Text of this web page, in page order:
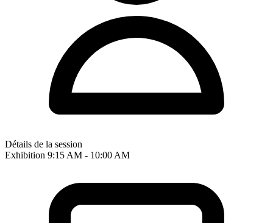
Détails de la session
Exhibition 9:15 AM - 10:00 AM